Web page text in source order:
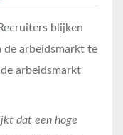
blijken
de arbeidsmarkt te
arbeidsmarkt
dat een hoge